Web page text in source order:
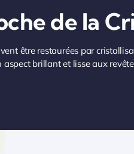
de la
être restaurées par
aspect brillant et lisse aux